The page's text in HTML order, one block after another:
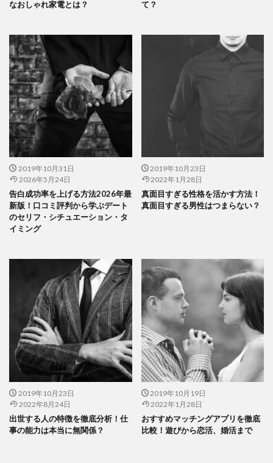
なおしゃれ家電とは？
て？
2019年10月31日
2026年5月24日
告白成功率を上げる方法2026年最
新版！口コミ評判から学ぶデート
のセリフ・シチュエーション・タ
イミング
2019年10月23日
2022年1月28日
真面目すぎる性格を活かす方法！
真面目すぎる男性はつまらない？
2019年10月23日
2022年8月24日
出世する人の特徴を徹底分析！仕
事の能力は本当に無関係？
2019年10月19日
2022年1月28日
おすすめマッチングアプリを徹底
比較！遊びから恋活、婚活まで